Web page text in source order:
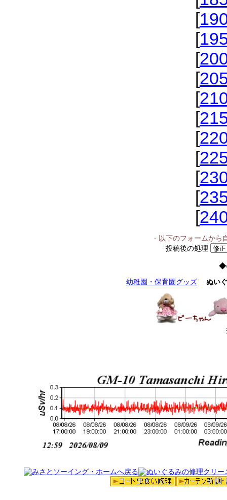
[
[
[
[
[
[
[
[
[
[
[
- 以下のフォームから
投稿後の処理
◆
幼稚園・保育園グッズ
ぬい